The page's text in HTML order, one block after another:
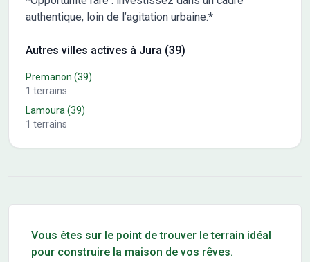
authentique, loin de l’agitation urbaine.*
Autres villes actives à Jura (39)
Premanon (39)
1 terrains
Lamoura(39)
1 terrains
Vous êtes sur le point de trouver le terrain idéal
pour construire la maison de vos rêves.